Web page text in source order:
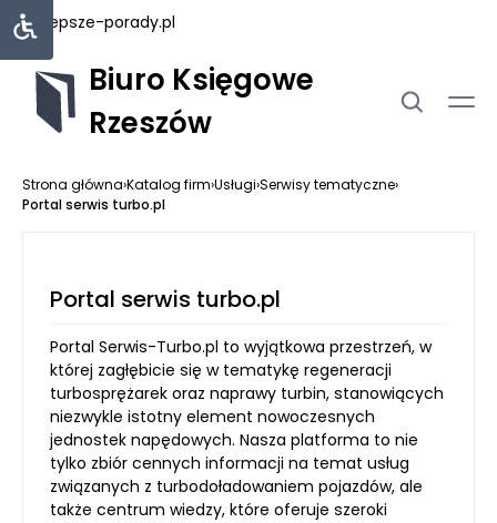
najlepsze-porady.pl
Biuro Księgowe
Rzeszów
Strona główna›Katalog firm›Usługi›Serwisy tematyczne›
Portal serwis turbo.pl
Portal serwis turbo.pl
Portal Serwis-Turbo.pl to wyjątkowa przestrzeń, w
której zagłębicie się w tematykę regeneracji
turbosprężarek oraz naprawy turbin, stanowiących
niezwykle istotny element nowoczesnych
jednostek napędowych. Nasza platforma to nie
tylko zbiór cennych informacji na temat usług
związanych z turbodoładowaniem pojazdów, ale
także centrum wiedzy, które oferuje szeroki